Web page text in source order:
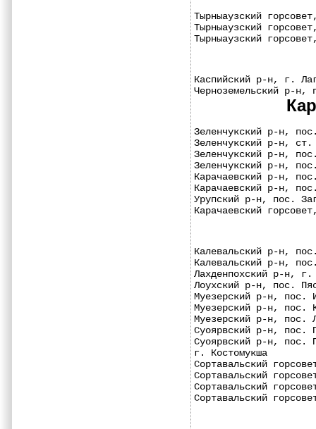
Тырныаузский
Тырныаузский
Тырныаузский
Каспийский р-н,
Черноземельский
Зеленчукский р-
Зеленчукский р-н,
Зеленчукский р-
Зеленчукский р-н,
Карачаевский р-
Карачаевский р-
Урупский р-н,
Карачаевский
Калевальский р-
Калевальский р-
Лахденпохский р-
Лоухский р-н,
Муезерский р-н,
Муезерский р-н,
Муезерский р-н,
Суоярвский р-н,
Суоярвский р-н,
г. Костомукша
Сортавальский
Сортавальский
Сортавальский
Сортавальский